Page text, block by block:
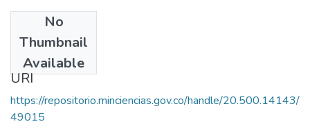
No
Thumbnail
Available
1979
URI
https://repositorio.minciencias.gov.co/handle/20.500.14143/
49015